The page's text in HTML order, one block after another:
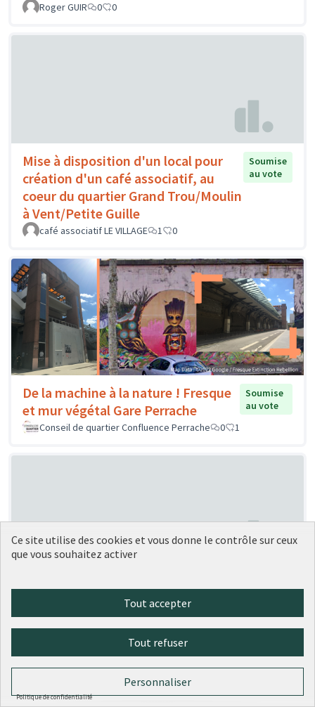
Roger GUIR 0 0
Mise à disposition d'un local pour
création d'un café associatif, au
coeur du quartier Grand Trou/Moulin
à Vent/Petite Guille
Soumise
au vote
café associatif LE VILLAGE 1 0
De la machine à la nature ! Fresque
et mur végétal Gare Perrache
Soumise
au vote
Conseil de quartier Confluence Perrache
0 1
Ce site utilise des cookies et vous donne le contrôle sur ceux
que vous souhaitez activer
Tout accepter
Tout refuser
Personnaliser
Politique de confidentialité